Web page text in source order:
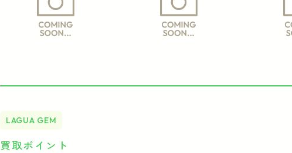
LAGUA GEM
買取ポイント